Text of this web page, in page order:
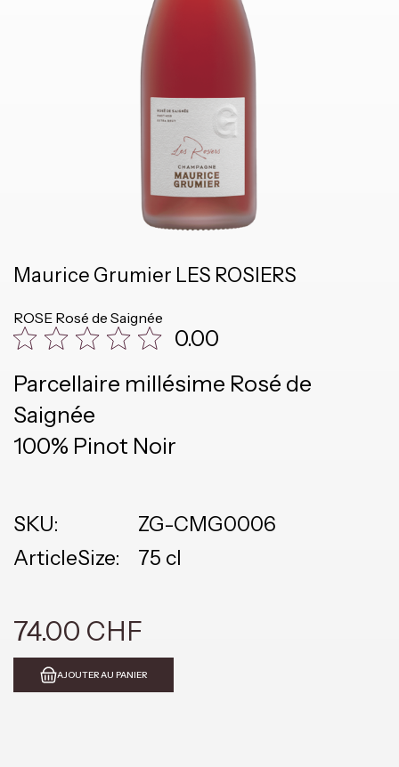
Maurice Grumier LES ROSIERS
ROSE Rosé de Saignée
0.00
Parcellaire millésime Rosé de
Saignée
100% Pinot Noir
SKU:
ZG-CMG0006
ArticleSize:
75 cl
74.00 CHF
AJOUTER AU PANIER